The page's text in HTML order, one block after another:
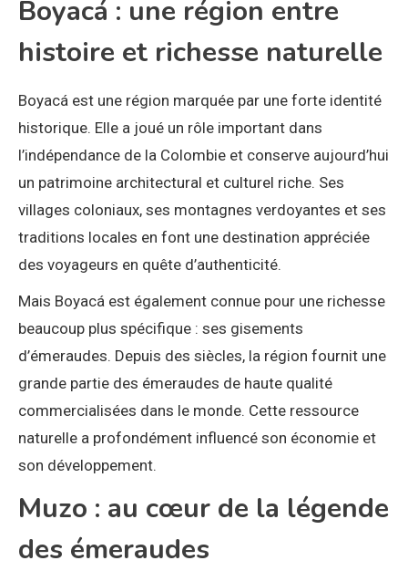
Boyacá : une région entre
histoire et richesse naturelle
Boyacá est une région marquée par une forte identité
historique. Elle a joué un rôle important dans
l’indépendance de la Colombie et conserve aujourd’hui
un patrimoine architectural et culturel riche. Ses
villages coloniaux, ses montagnes verdoyantes et ses
traditions locales en font une destination appréciée
des voyageurs en quête d’authenticité.
Mais Boyacá est également connue pour une richesse
beaucoup plus spécifique : ses gisements
d’émeraudes. Depuis des siècles, la région fournit une
grande partie des émeraudes de haute qualité
commercialisées dans le monde. Cette ressource
naturelle a profondément influencé son économie et
son développement.
Muzo : au cœur de la légende
des émeraudes